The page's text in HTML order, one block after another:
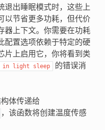
退出睡眠模式时，这些上
以节省更多功耗，但代价
器上下文。你需要在功耗
配置选项依赖于特定的硬
片上启用它，你将看到类
in light sleep
的错误消
体传递给
，该函数将创建温度传感